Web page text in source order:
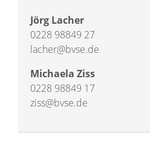
Jörg Lacher
0228 98849 27
lacher@bvse.de
Michaela Ziss
0228 98849 17
ziss@bvse.de